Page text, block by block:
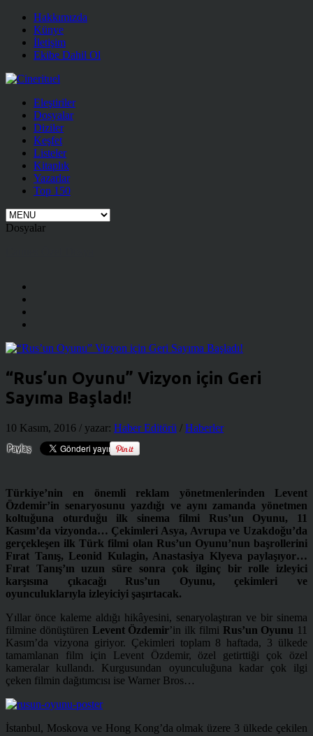
Hakkımızda
Künye
İletişim
Ekibe Dahil Ol
Eleştiriler
Dosyalar
Diziler
Keşfet
Listeler
Kitaplık
Yazarlar
Top 150
Dosyalar
“Rus’un Oyunu” Vizyon için Geri
Sayıma Başladı!
10 Kasım, 2016 / yazar: Haber Editörü / Haberler
Türkiye’nin en önemli reklam yönetmenlerinden Levent
Özdemir’in senaryosunu yazdığı ve aynı zamanda yönetmen
koltuğuna oturduğu ilk sinema filmi Rus’un Oyunu, 11
Kasım’da vizyonda… Çekimleri Asya, Avrupa ve Uzakdoğu’da
gerçekleşen ilk Türk filmi olan Rus’un Oyunu’nun başrollerini
Fırat Tanış, Leonid Kulagin, Anastasiya Klyeva paylaşıyor…
Fırat Tanış’ın uzun süre sonra çok ilginç bir rolle izleyici
karşısına çıkacağı Rus’un Oyunu, çekimleri ve
oyunculuklarıyla izleyiciyi şaşırtacak.
Yıllar önce kaleme aldığı hikâyesini, senaryolaştıran ve bir sinema
filmine dönüştüren Levent Özdemir’in ilk filmi Rus’un Oyunu 11
Kasım’da vizyona giriyor. Çekimleri toplam 8 haftada, 3 ülkede
tamamlanan film için Levent Özdemir, özel getirttiği çok özel
kameralar kullandı. Kurgusundan oyunculuğuna kadar çok ilgi
çeken filmin dağıtımcısı ise Warner Bros…
İstanbul, Moskova ve Hong Kong’da olmak üzere 3 ülkede çekilen